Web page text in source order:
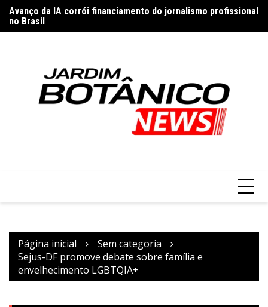
para
o
Avanço da IA corrói financiamento do jornalismo profissional
no Brasil
Homem é preso suspeito de esfaquear vítima durante briga
Página inicial
Sem categoria
Sejus-DF promove debate sobre família e
envelhecimento LGBTQIA+